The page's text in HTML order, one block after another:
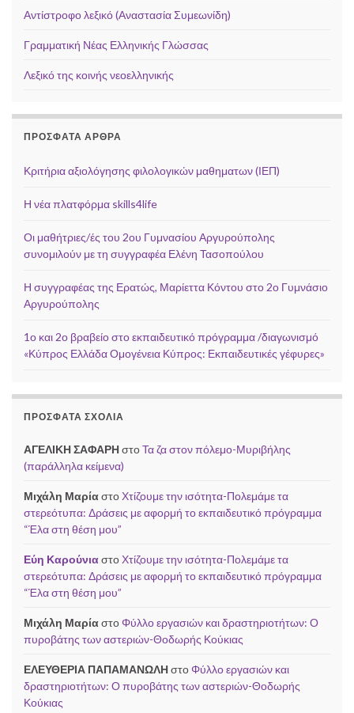
Αντίστροφο λεξικό (Αναστασία Συμεωνίδη)
Γραμματική Νέας Ελληνικής Γλώσσας
Λεξικό της κοινής νεοελληνικής
ΠΡΌΣΦΑΤΑ ΆΡΘΡΑ
Κριτήρια αξιολόγησης φιλολογικών μαθηματων (ΙΕΠ)
Η νέα πλατφόρμα skills4life
Οι μαθήτριες/ές του 2ου Γυμνασίου Αργυρούπολης
συνομιλούν με τη συγγραφέα Ελένη Τασοπούλου
Η συγγραφέας της Ερατώς, Μαρίεττα Κόντου στο 2ο Γυμνάσιο
Αργυρούπολης
1ο και 2ο βραβείο στο εκπαιδευτικό πρόγραμμα /διαγωνισμό
«Κύπρος Ελλάδα Ομογένεια Κύπρος: Εκπαιδευτικές γέφυρες»
ΠΡΌΣΦΑΤΑ ΣΧΌΛΙΑ
ΑΓΕΛΙΚΗ ΣΑΦΑΡΗστοΤα ζα στον πόλεμο-Μυριβήλης
(παράλληλα κείμενα)
Μιχάλη Μαρίαστο Χτίζουμε την ισότητα-Πολεμάμε τα
στερεότυπα: Δράσεις με αφορμή το εκπαιδευτικό πρόγραμμα
“Έλα στη θέση μου”
Εύη Καρούνιαστο Χτίζουμε την ισότητα-Πολεμάμε τα
στερεότυπα: Δράσεις με αφορμή το εκπαιδευτικό πρόγραμμα
“Έλα στη θέση μου”
Μιχάλη ΜαρίαστοΦύλλο εργασιών και δραστηριοτήτων: Ο
πυροβάτης των αστεριών-Θοδωρής Κούκιας
ΕΛΕΥΘΕΡΙΑ ΠΑΠΑΜΑΝΩΛΗστοΦύλλο εργασιών και
δραστηριοτήτων: Ο πυροβάτης των αστεριών-Θοδωρής
Κούκιας